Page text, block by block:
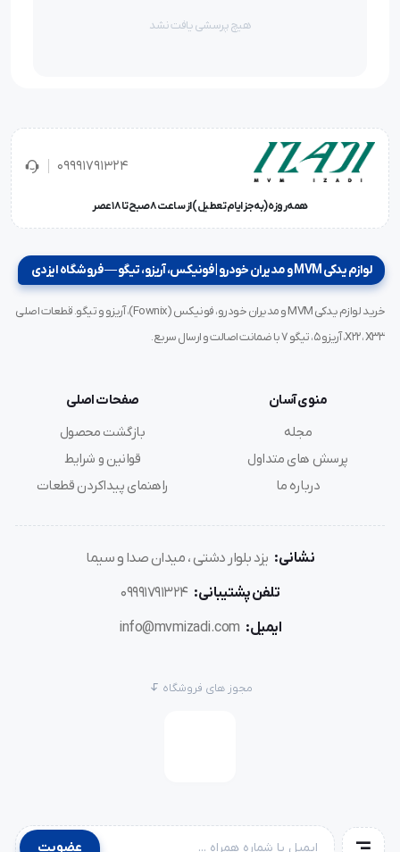
هیچ پرسشی یافت نشد
09991791324
همه‌روزه (به‌جز ایام تعطیل) از ساعت ۸ صبح تا ۱۸ عصر
لوازم یدکی MVM و مدیران خودرو | فونیکس، آریزو، تیگو — فروشگاه ایزدی
خرید لوازم یدکی MVM و مدیران خودرو، فونیکس (Fownix)، آریزو و تیگو. قطعات اصلی
X22، X33، آریزو ۵، تیگو ۷ با ضمانت اصالت و ارسال سریع.
منوی آسان
مجله
پرسش های متداول
درباره ما
صفحات اصلی
بازگشت محصول
قوانین و شرایط
راهنمای پیداکردن قطعات
نشانی: یزد بلوار دشتی ، میدان صدا و سیما
تلفن پشتیبانی: 09991791324
ایمیل: info@mvmizadi.com
مجوز های فروشگاه
عضویت